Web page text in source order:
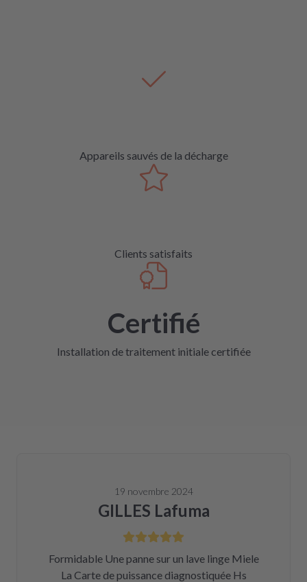
Appareils sauvés de la décharge
Clients satisfaits
Certifié
Installation de traitement initiale certifiée
19 novembre 2024
GILLES Lafuma
Formidable Une panne sur un lave linge Miele
La Carte de puissance diagnostiquée Hs